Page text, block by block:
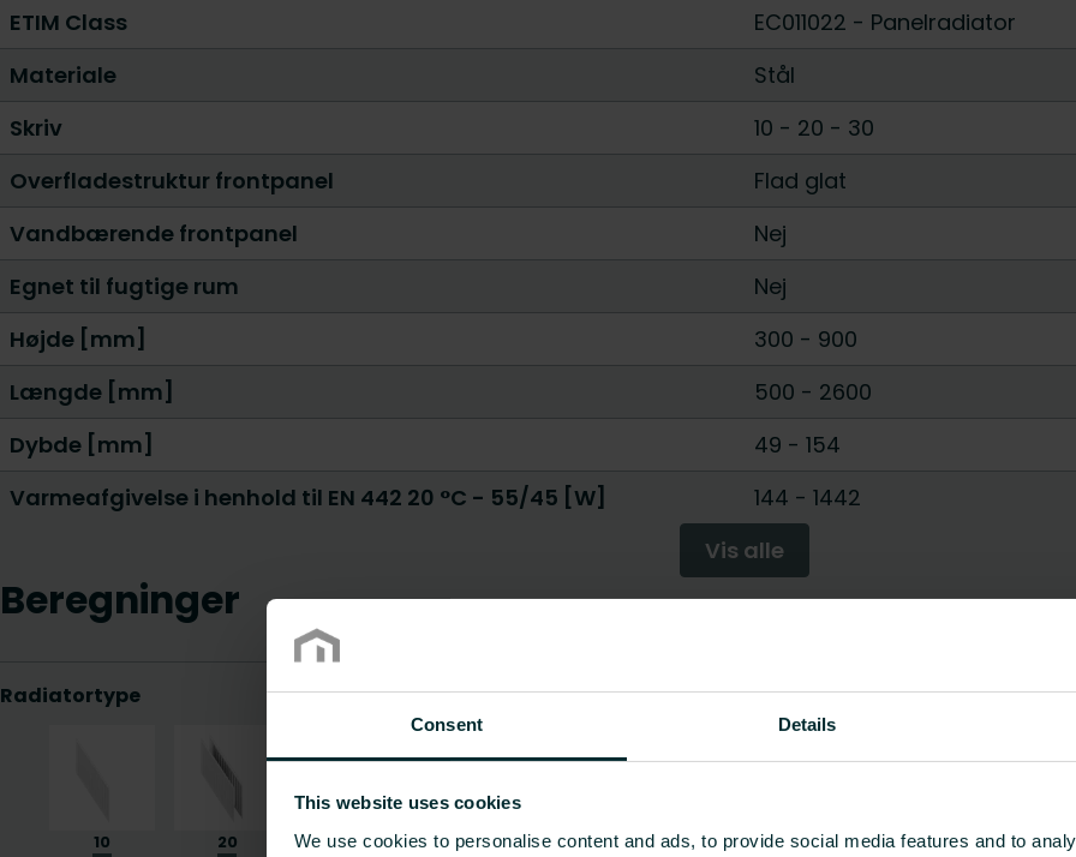
Consent Details
This website uses cookies
We use cookies to personalise content and ads, to provide social media features and to
ETIM Class
EC011022 - Panelradiator
Materiale
Stål
Skriv
10 - 20 - 30
Overfladestruktur frontpanel
Flad glat
Vandbærende frontpanel
Nej
Egnet til fugtige rum
Nej
Højde [mm]
300 - 900
Længde [mm]
500 - 2600
Dybde [mm]
49 - 154
Varmeafgivelse i henhold til EN 442 20 °C - 55/45 [W]
144 - 1442
Vis alle
Beregninger